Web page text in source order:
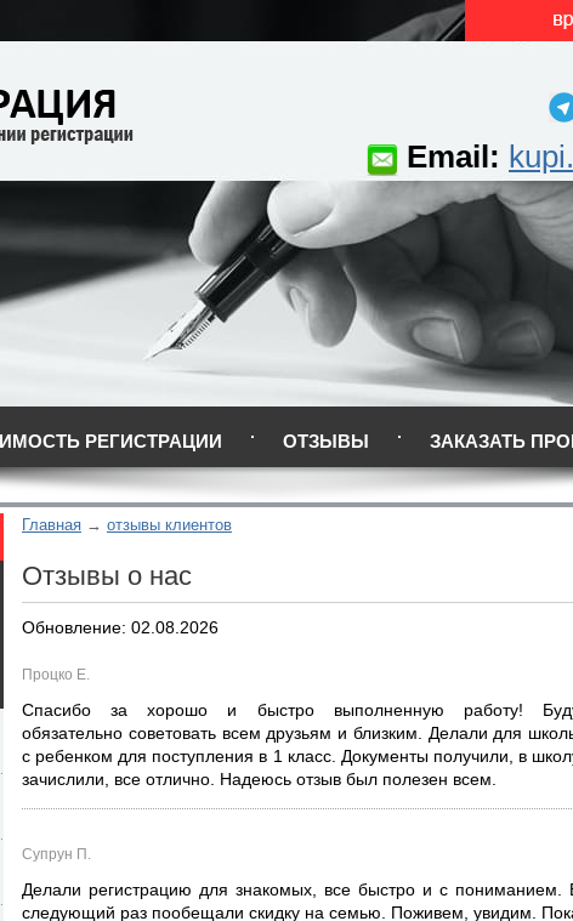
Email:
РЕГИСТРАЦИИ ОТЗЫВЫ ЗАКАЗАТЬ
Главная отзывы клиентов
Отзывы о нас
Обновление: 02.08.2026
Процко Е.
Спасибо за хорошо и быстро выполненную работу!
обязательно советовать всем друзьям и близким. Делали для
с ребенком для поступления в 1 класс. Документы получили, в
зачислили, все отлично. Надеюсь отзыв был полезен всем.
Супрун П.
Делали регистрацию для знакомых, все быстро и с пониманием.
следующий раз пообещали скидку на семью. Поживем, увидим.